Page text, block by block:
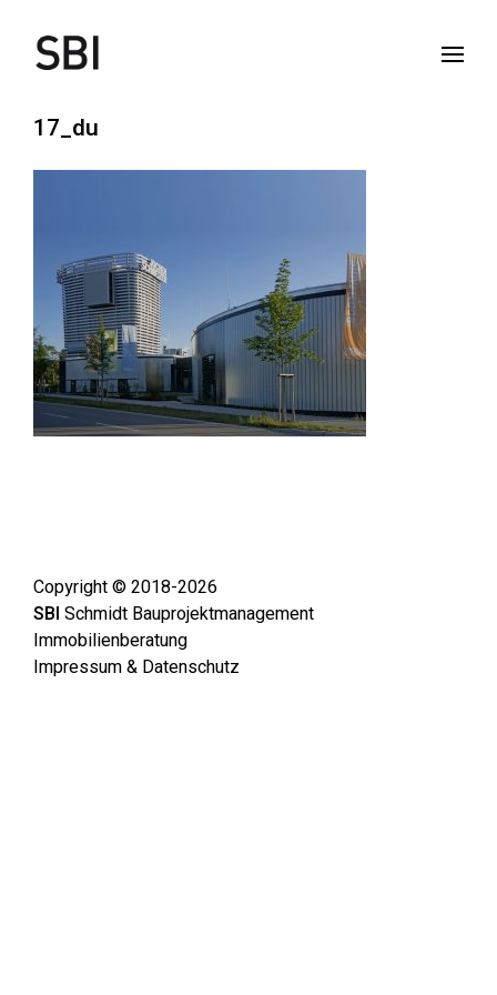
17_du
Copyright © 2018-2026
SBI Schmidt Bauprojektmanagement
Immobilienberatung
Impressum & Datenschutz